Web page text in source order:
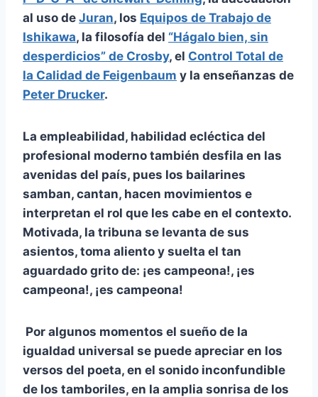
al uso de Juran, los Equipos de Trabajo de
Ishikawa, la filosofía del “Hágalo bien, sin
desperdicios” de Crosby, el Control Total de
la Calidad de Feigenbaum y la enseñanzas de
Peter Drucker.
La empleabilidad, habilidad ecléctica del
profesional moderno también desfila en las
avenidas del país, pues los bailarines
samban, cantan, hacen movimientos e
interpretan el rol que les cabe en el contexto.
Motivada, la tribuna se levanta de sus
asientos, toma aliento y suelta el tan
aguardado grito de: ¡es campeona!, ¡es
campeona!, ¡es campeona!
Por algunos momentos el sueño de la
igualdad universal se puede apreciar en los
versos del poeta, en el sonido inconfundible
de los tamboriles, en la amplia sonrisa de los